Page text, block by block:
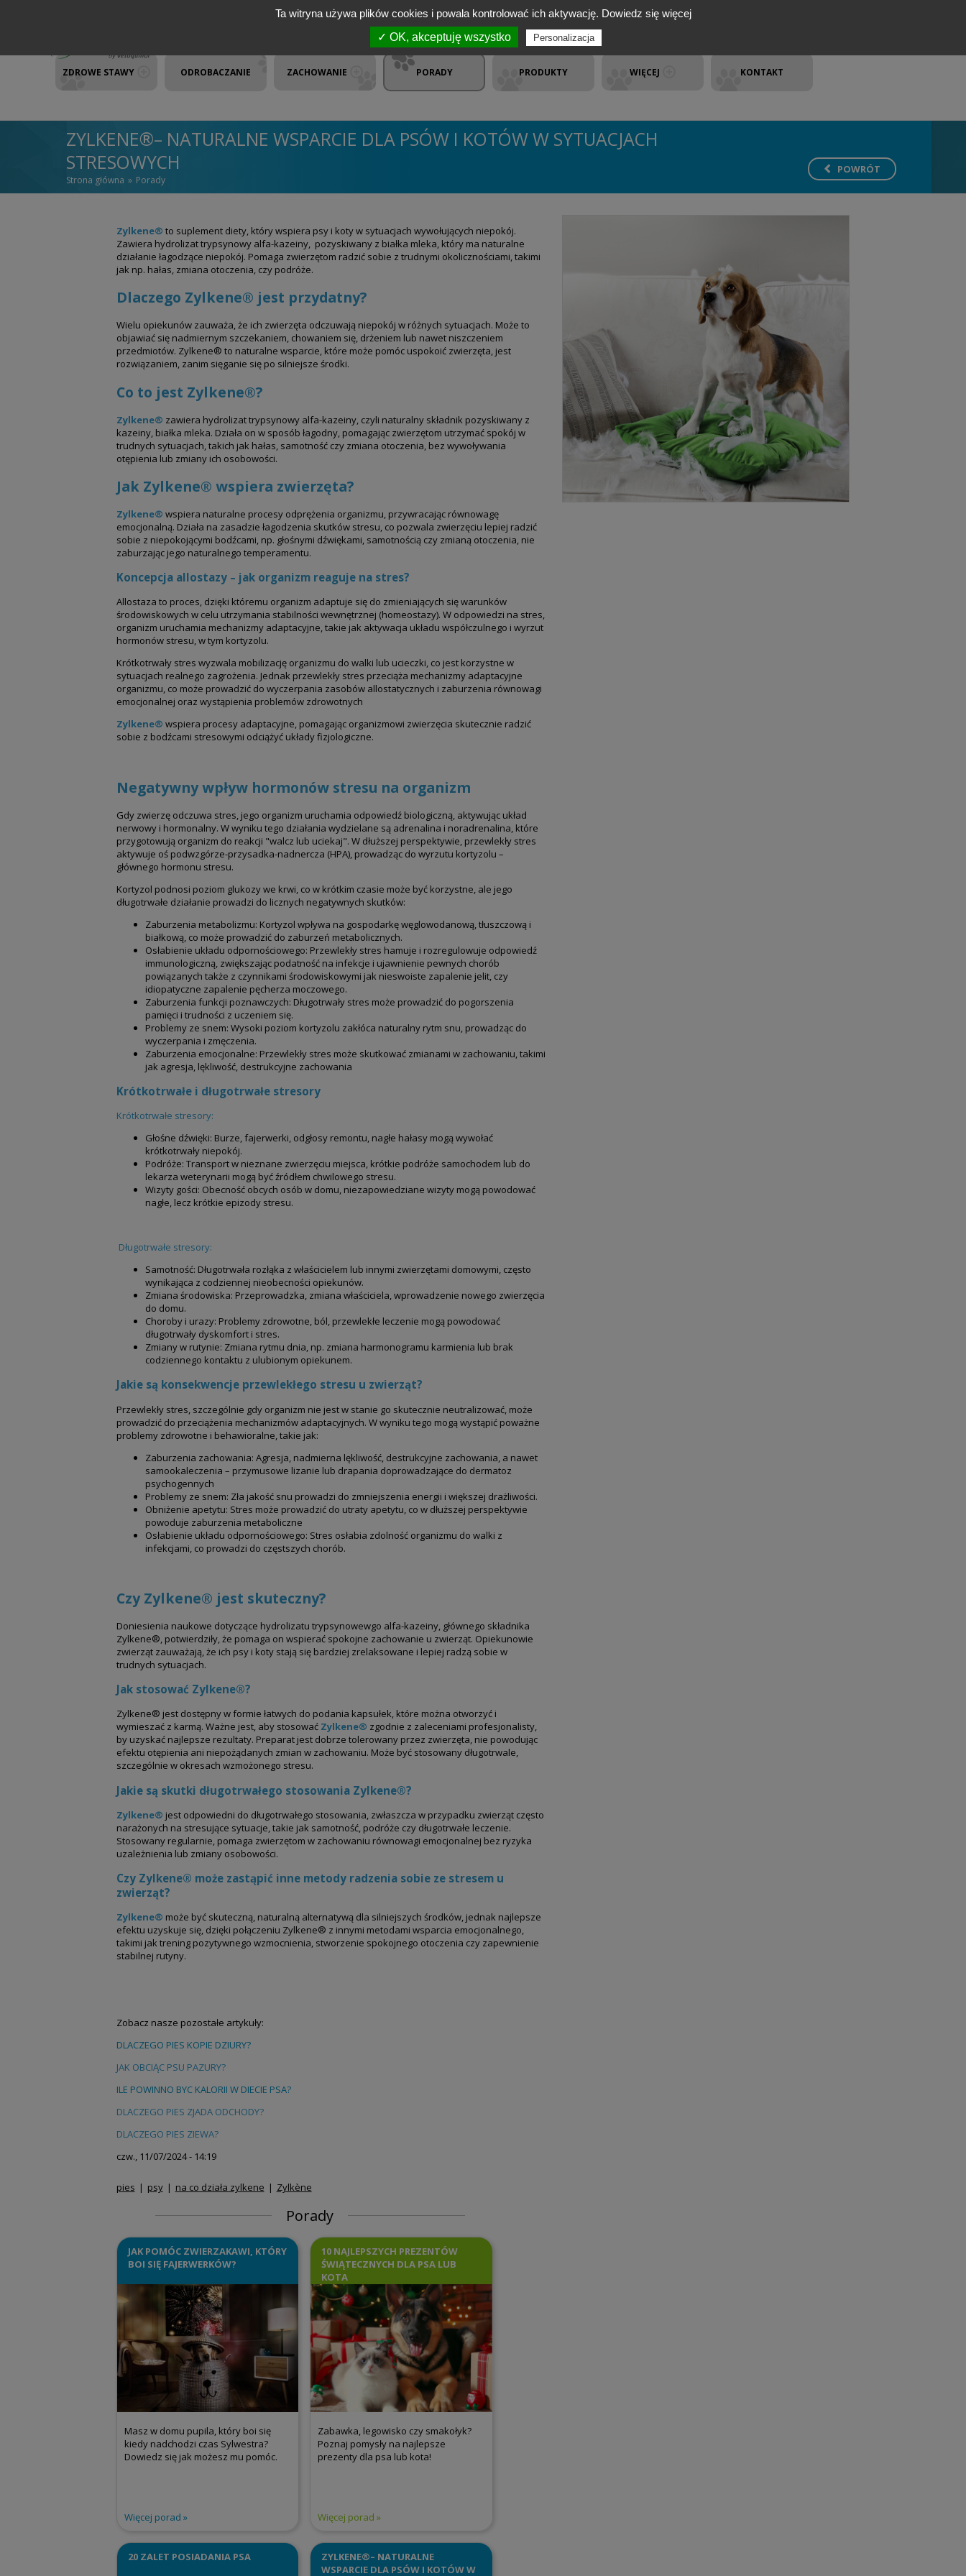
ZDROWE STAWY ODROBACZANIE ZACHOWANIE PORADY PRODUKTY WIĘCEJ KONTAKT
ZYLKENE®– NATURALNE WSPARCIE DLA PSÓW I KOTÓW W SYTUACJACH
STRESOWYCH
POWRÓT
JESTEŚ TUTAJ
Strona główna Porady
Zylkene® to suplement diety, który wspiera psy i koty w sytuacjach wywołujących niepokój.
Zawiera hydrolizat trypsynowy alfa-kazeiny, pozyskiwany z białka mleka, który ma naturalne
działanie łagodzące niepokój. Pomaga zwierzętom radzić sobie z trudnymi okolicznościami, takimi
jak np. hałas, zmiana otoczenia, czy podróże.
Dlaczego Zylkene® jest przydatny?
Wielu opiekunów zauważa, że ich zwierzęta odczuwają niepokój w różnych sytuacjach. Może to
objawiać się nadmiernym szczekaniem, chowaniem się, drżeniem lub nawet niszczeniem
przedmiotów. Zylkene® to naturalne wsparcie, które może pomóc uspokoić zwierzęta, jest
rozwiązaniem, zanim sięganie się po silniejsze środki.
Co to jest Zylkene®?
Zylkene® zawiera hydrolizat trypsynowy alfa-kazeiny, czyli naturalny składnik pozyskiwany z
kazeiny, białka mleka. Działa on w sposób łagodny, pomagając zwierzętom utrzymać spokój w
trudnych sytuacjach, takich jak hałas, samotność czy zmiana otoczenia, bez wywoływania
otępienia lub zmiany ich osobowości.
Jak Zylkene® wspiera zwierzęta?
Zylkene® wspiera naturalne procesy odprężenia organizmu, przywracając równowagę
emocjonalną. Działa na zasadzie łagodzenia skutków stresu, co pozwala zwierzęciu lepiej radzić
sobie z niepokojącymi bodźcami, np. głośnymi dźwiękami, samotnością czy zmianą otoczenia, nie
zaburzając jego naturalnego temperamentu.
Koncepcja allostazy – jak organizm reaguje na stres?
Allostaza to proces, dzięki któremu organizm adaptuje się do zmieniających się warunków
środowiskowych w celu utrzymania stabilności wewnętrznej (homeostazy). W odpowiedzi na stres,
organizm uruchamia mechanizmy adaptacyjne, takie jak aktywacja układu współczulnego i wyrzut
hormonów stresu, w tym kortyzolu.
Krótkotrwały stres wyzwala mobilizację organizmu do walki lub ucieczki, co jest korzystne w
sytuacjach realnego zagrożenia. Jednak przewlekły stres przeciąża mechanizmy adaptacyjne
organizmu, co może prowadzić do wyczerpania zasobów allostatycznych i zaburzenia równowagi
emocjonalnej oraz wystąpienia problemów zdrowotnych
Zylkene® wspiera procesy adaptacyjne, pomagając organizmowi zwierzęcia skutecznie radzić
sobie z bodźcami stresowymi odciążyć układy fizjologiczne.
Negatywny wpływ hormonów stresu na organizm
Gdy zwierzę odczuwa stres, jego organizm uruchamia odpowiedź biologiczną, aktywując układ
nerwowy i hormonalny. W wyniku tego działania wydzielane są adrenalina i noradrenalina, które
przygotowują organizm do reakcji "walcz lub uciekaj". W dłuższej perspektywie, przewlekły stres
aktywuje oś podwzgórze-przysadka-nadnercza (HPA), prowadząc do wyrzutu kortyzolu –
głównego hormonu stresu.
Kortyzol podnosi poziom glukozy we krwi, co w krótkim czasie może być korzystne, ale jego
długotrwałe działanie prowadzi do licznych negatywnych skutków:
Zaburzenia metabolizmu: Kortyzol wpływa na gospodarkę węglowodanową, tłuszczową i
białkową, co może prowadzić do zaburzeń metabolicznych.
Osłabienie układu odpornościowego: Przewlekły stres hamuje i rozregulowuje odpowiedź
immunologiczną, zwiększając podatność na infekcje i ujawnienie pewnych chorób
powiązanych także z czynnikami środowiskowymi jak nieswoiste zapalenie jelit, czy
idiopatyczne zapalenie pęcherza moczowego.
Zaburzenia funkcji poznawczych: Długotrwały stres może prowadzić do pogorszenia
pamięci i trudności z uczeniem się.
Problemy ze snem: Wysoki poziom kortyzolu zakłóca naturalny rytm snu, prowadząc do
wyczerpania i zmęczenia.
Zaburzenia emocjonalne: Przewlekły stres może skutkować zmianami w zachowaniu, takimi
jak agresja, lękliwość, destrukcyjne zachowania
Krótkotrwałe i długotrwałe stresory
Krótkotrwałe stresory:
Głośne dźwięki: Burze, fajerwerki, odgłosy remontu, nagłe hałasy mogą wywołać
krótkotrwały niepokój.
Podróże: Transport w nieznane zwierzęciu miejsca, krótkie podróże samochodem lub do
lekarza weterynarii mogą być źródłem chwilowego stresu.
Wizyty gości: Obecność obcych osób w domu, niezapowiedziane wizyty mogą powodować
nagłe, lecz krótkie epizody stresu.
Długotrwałe stresory:
Samotność: Długotrwała rozłąka z właścicielem lub innymi zwierzętami domowymi, często
wynikająca z codziennej nieobecności opiekunów.
Zmiana środowiska: Przeprowadzka, zmiana właściciela, wprowadzenie nowego zwierzęcia
do domu.
Choroby i urazy: Problemy zdrowotne, ból, przewlekłe leczenie mogą powodować
długotrwały dyskomfort i stres.
Zmiany w rutynie: Zmiana rytmu dnia, np. zmiana harmonogramu karmienia lub brak
codziennego kontaktu z ulubionym opiekunem.
Jakie są konsekwencje przewlekłego stresu u zwierząt?
Przewlekły stres, szczególnie gdy organizm nie jest w stanie go skutecznie neutralizować, może
prowadzić do przeciążenia mechanizmów adaptacyjnych. W wyniku tego mogą wystąpić poważne
problemy zdrowotne i behawioralne, takie jak:
Zaburzenia zachowania: Agresja, nadmierna lękliwość, destrukcyjne zachowania, a nawet
samookaleczenia – przymusowe lizanie lub drapania doprowadzające do dermatoz
psychogennych
Problemy ze snem: Zła jakość snu prowadzi do zmniejszenia energii i większej drażliwości.
Obniżenie apetytu: Stres może prowadzić do utraty apetytu, co w dłuższej perspektywie
powoduje zaburzenia metaboliczne
Osłabienie układu odpornościowego: Stres osłabia zdolność organizmu do walki z
infekcjami, co prowadzi do częstszych chorób.
Czy Zylkene® jest skuteczny?
Doniesienia naukowe dotyczące hydrolizatu trypsynowewgo alfa-kazeiny, głównego składnika
Zylkene®, potwierdziły, że pomaga on wspierać spokojne zachowanie u zwierząt. Opiekunowie
zwierząt zauważają, że ich psy i koty stają się bardziej zrelaksowane i lepiej radzą sobie w
trudnych sytuacjach.
Jak stosować Zylkene®?
Zylkene® jest dostępny w formie łatwych do podania kapsułek, które można otworzyć i
wymieszać z karmą. Ważne jest, aby stosować Zylkene® zgodnie z zaleceniami profesjonalisty,
by uzyskać najlepsze rezultaty. Preparat jest dobrze tolerowany przez zwierzęta, nie powodując
efektu otępienia ani niepożądanych zmian w zachowaniu. Może być stosowany długotrwale,
szczególnie w okresach wzmożonego stresu.
Jakie są skutki długotrwałego stosowania Zylkene®?
Zylkene® jest odpowiedni do długotrwałego stosowania, zwłaszcza w przypadku zwierząt często
narażonych na stresujące sytuacje, takie jak samotność, podróże czy długotrwałe leczenie.
Stosowany regularnie, pomaga zwierzętom w zachowaniu równowagi emocjonalnej bez ryzyka
uzależnienia lub zmiany osobowości.
Czy Zylkene® może zastąpić inne metody radzenia sobie ze stresem u
zwierząt?
Zylkene® może być skuteczną, naturalną alternatywą dla silniejszych środków, jednak najlepsze
efektu uzyskuje się, dzięki połączeniu Zylkene® z innymi metodami wsparcia emocjonalnego,
takimi jak trening pozytywnego wzmocnienia, stworzenie spokojnego otoczenia czy zapewnienie
stabilnej rutyny.
Zobacz nasze pozostałe artykuły:
DLACZEGO PIES KOPIE DZIURY?
JAK OBCIĄC PSU PAZURY?
ILE POWINNO BYC KALORII W DIECIE PSA?
DLACZEGO PIES ZJADA ODCHODY?
DLACZEGO PIES ZIEWA?
czw., 11/07/2024 - 14:19
pies psy na co działa zylkene Zylkène
Porady
JAK POMÓC ZWIERZAKAWI, KTÓRY
BOI SIĘ FAJERWERKÓW?
Masz w domu pupila, który boi się
kiedy nadchodzi czas Sylwestra?
Dowiedz się jak możesz mu pomóc.
Więcej porad
10 NAJLEPSZYCH PREZENTÓW
ŚWIĄTECZNYCH DLA PSA LUB
KOTA
Zabawka, legowisko czy smakołyk?
Poznaj pomysły na najlepsze
prezenty dla psa lub kota!
Więcej porad
20 ZALET POSIADANIA PSA
ZYLKENE®– NATURALNE
WSPARCIE DLA PSÓW I KOTÓW W
Ta witryna używa plików cookies i powala kontrolować ich aktywację. Dowiedz się więcej
✓ OK, akceptuję wszystko
Personalizacja